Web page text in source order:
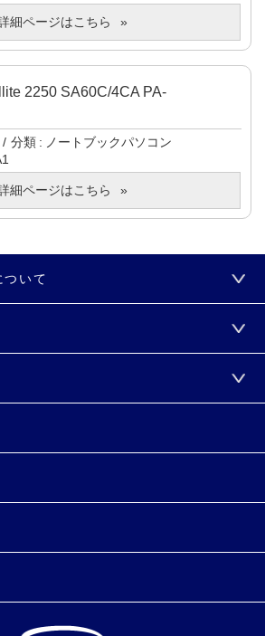
細ページはこちら
2250 SA60C/4CA PA-
分類
ノートブックパソコン
細ページはこちら
ついて